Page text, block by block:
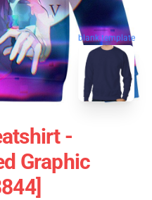
blank template
-
Graphic